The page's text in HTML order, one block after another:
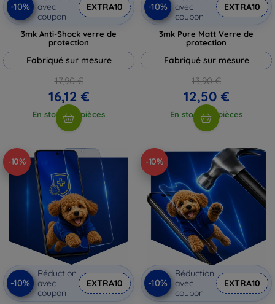
-10%
avec
coupon
EXTRA10
3mk Anti-Shock verre de
protection
Fabriqué sur mesure
17,90 €
16,12 €
En stock > 5 pièces
-10%
avec
coupon
EXTRA10
3mk Pure Matt Verre de
protection
Fabriqué sur mesure
13,90 €
12,50 €
En stock > 5 pièces
-10%
-10%
Réduction
avec
coupon
EXTRA10
-10%
-10%
Réduction
avec
coupon
EXTRA10